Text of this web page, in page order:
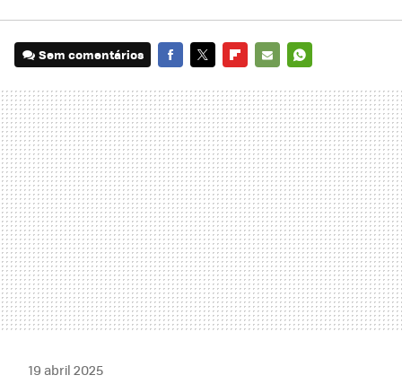
Sem comentários
MAIL
19 abril 2025